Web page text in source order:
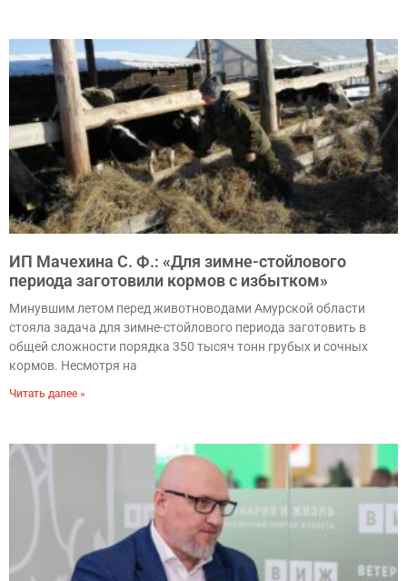
ИП Мачехина С. Ф.: «Для зимне-стойлового
периода заготовили кормов с избытком»
Минувшим летом перед животноводами Амурской области
стояла задача для зимне-стойлового периода заготовить в
общей сложности порядка 350 тысяч тонн грубых и сочных
кормов. Несмотря на
Читать далее »